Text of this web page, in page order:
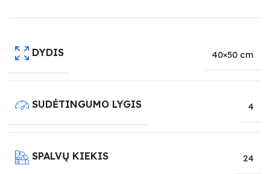
DYDIS 40×50 cm
SUDĖTINGUMO LYGIS 4
SPALVŲ KIEKIS 24